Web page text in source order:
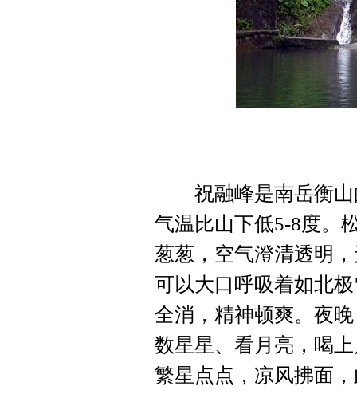
祝融峰是南岳衡山
气温比山下低5-8度。
葱葱，空气澄清透明
可以大口呼吸着如北
全消，精神顿爽。夜
数星星、看月亮，喝
繁星点点，凉风拂面